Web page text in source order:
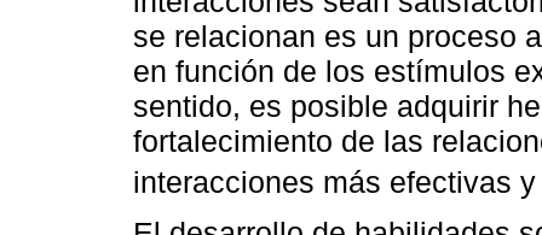
se relacionan es un proceso
en función de los estímulos
sentido, es posible adquirir
fortalecimiento de las
interacciones más efectivas